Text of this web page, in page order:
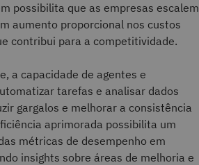
possibilita que as empresas escalem
aumento proporcional nos custos
contribui para a competitividade.
a capacidade de agentes e
tarefas e analisar dados
gargalos e melhorar a consistência
aprimorada possibilita um
métricas de desempenho em
insights sobre áreas de melhoria e